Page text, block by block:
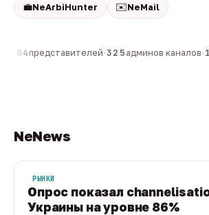
💼NeArbiHunter ✉️NeMail
804представителей·325 админов каналов·
NeNews
РЫНКИ
Опрос показал
Украины на уровне 86%